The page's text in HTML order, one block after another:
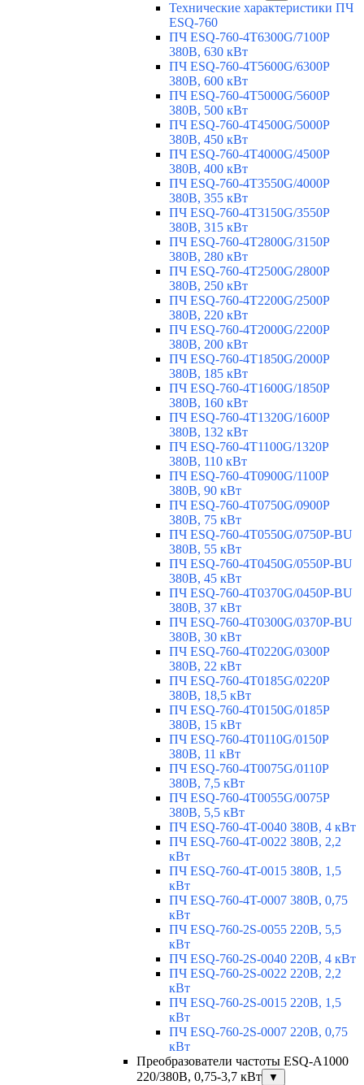
Технические характеристики ПЧ
ESQ-760
ПЧ ESQ-760-4T6300G/7100P
380В, 630 кВт
ПЧ ESQ-760-4T5600G/6300P
380В, 600 кВт
ПЧ ESQ-760-4T5000G/5600P
380В, 500 кВт
ПЧ ESQ-760-4T4500G/5000P
380В, 450 кВт
ПЧ ESQ-760-4T4000G/4500P
380В, 400 кВт
ПЧ ESQ-760-4T3550G/4000P
380В, 355 кВт
ПЧ ESQ-760-4T3150G/3550P
380В, 315 кВт
ПЧ ESQ-760-4T2800G/3150P
380В, 280 кВт
ПЧ ESQ-760-4T2500G/2800P
380В, 250 кВт
ПЧ ESQ-760-4T2200G/2500P
380В, 220 кВт
ПЧ ESQ-760-4T2000G/2200P
380В, 200 кВт
ПЧ ESQ-760-4T1850G/2000P
380В, 185 кВт
ПЧ ESQ-760-4T1600G/1850P
380В, 160 кВт
ПЧ ESQ-760-4T1320G/1600P
380В, 132 кВт
ПЧ ESQ-760-4T1100G/1320P
380В, 110 кВт
ПЧ ESQ-760-4T0900G/1100P
380В, 90 кВт
ПЧ ESQ-760-4T0750G/0900P
380В, 75 кВт
ПЧ ESQ-760-4T0550G/0750P-BU
380В, 55 кВт
ПЧ ESQ-760-4T0450G/0550P-BU
380В, 45 кВт
ПЧ ESQ-760-4T0370G/0450P-BU
380В, 37 кВт
ПЧ ESQ-760-4T0300G/0370P-BU
380В, 30 кВт
ПЧ ESQ-760-4T0220G/0300P
380В, 22 кВт
ПЧ ESQ-760-4T0185G/0220P
380В, 18,5 кВт
ПЧ ESQ-760-4T0150G/0185P
380В, 15 кВт
ПЧ ESQ-760-4T0110G/0150P
380В, 11 кВт
ПЧ ESQ-760-4T0075G/0110P
380В, 7,5 кВт
ПЧ ESQ-760-4T0055G/0075P
380В, 5,5 кВт
ПЧ ESQ-760-4T-0040 380В, 4 кВт
ПЧ ESQ-760-4T-0022 380В, 2,2
кВт
ПЧ ESQ-760-4T-0015 380В, 1,5
кВт
ПЧ ESQ-760-4T-0007 380В, 0,75
кВт
ПЧ ESQ-760-2S-0055 220В, 5,5
кВт
ПЧ ESQ-760-2S-0040 220В, 4 кВт
ПЧ ESQ-760-2S-0022 220В, 2,2
кВт
ПЧ ESQ-760-2S-0015 220В, 1,5
кВт
ПЧ ESQ-760-2S-0007 220В, 0,75
кВт
Преобразователи частоты ESQ-A1000
220/380В, 0,75-3,7 кВт
▼